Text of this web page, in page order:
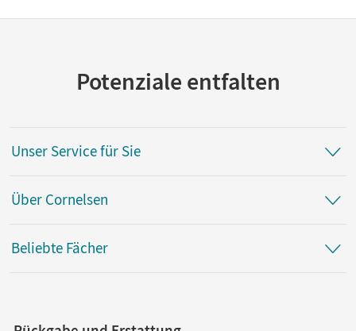
Potenziale entfalten
Unser Service für Sie
Über Cornelsen
Beliebte Fächer